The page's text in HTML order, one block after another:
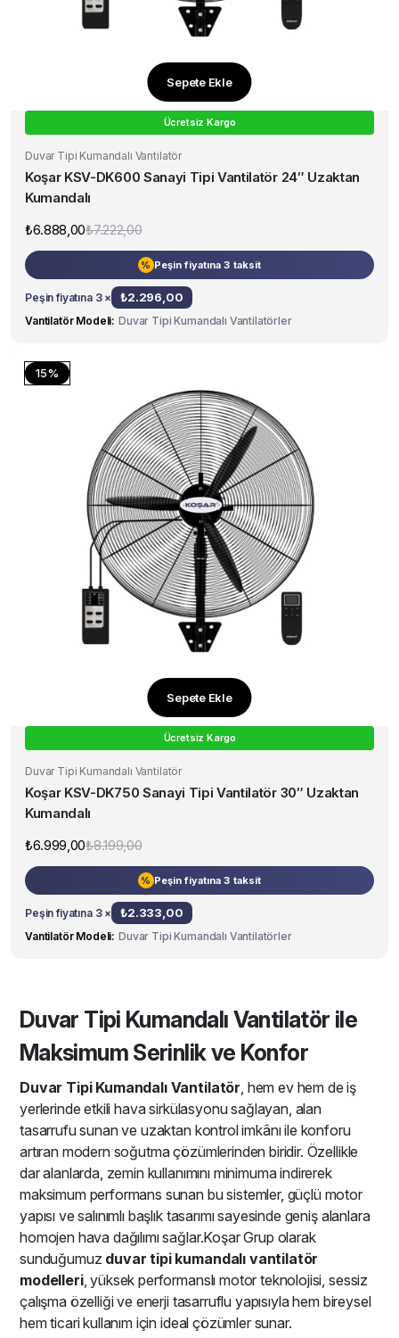
Sepete Ekle
Ücretsiz Kargo
Duvar Tipi Kumandalı Vantilatör
Koşar KSV-DK600 Sanayi Tipi Vantilatör 24″ Uzaktan
Kumandalı
₺7.222,00Orijinal
fiyat:
₺7.222,00.
₺6.888,00 Şu
andaki
fiyat:
₺6.888,00.
% Peşin fiyatına 3 taksit
Peşin fiyatına 3 × ₺2.296,00
Vantilatör Modeli Duvar Tipi Kumandalı Vantilatörler
15%
Sepete Ekle
Ücretsiz Kargo
Duvar Tipi Kumandalı Vantilatör
Koşar KSV-DK750 Sanayi Tipi Vantilatör 30″ Uzaktan
Kumandalı
₺8.199,00Orijinal
fiyat:
₺8.199,00.
₺6.999,00 Şu
andaki
fiyat:
₺6.999,00.
% Peşin fiyatına 3 taksit
Peşin fiyatına 3 × ₺2.333,00
Vantilatör Modeli Duvar Tipi Kumandalı Vantilatörler
Duvar Tipi Kumandalı Vantilatör ile
Maksimum Serinlik ve Konfor
Duvar Tipi Kumandalı Vantilatör, hem ev hem de iş
yerlerinde etkili hava sirkülasyonu sağlayan, alan
tasarrufu sunan ve uzaktan kontrol imkânı ile konforu
artıran modern soğutma çözümlerinden biridir. Özellikle
dar alanlarda, zemin kullanımını minimuma indirerek
maksimum performans sunan bu sistemler, güçlü motor
yapısı ve salınımlı başlık tasarımı sayesinde geniş alanlara
homojen hava dağılımı sağlar.Koşar Grup olarak
sunduğumuz duvar tipi kumandalı vantilatör
modelleri, yüksek performanslı motor teknolojisi, sessiz
çalışma özelliği ve enerji tasarruflu yapısıyla hem bireysel
hem ticari kullanım için ideal çözümler sunar.